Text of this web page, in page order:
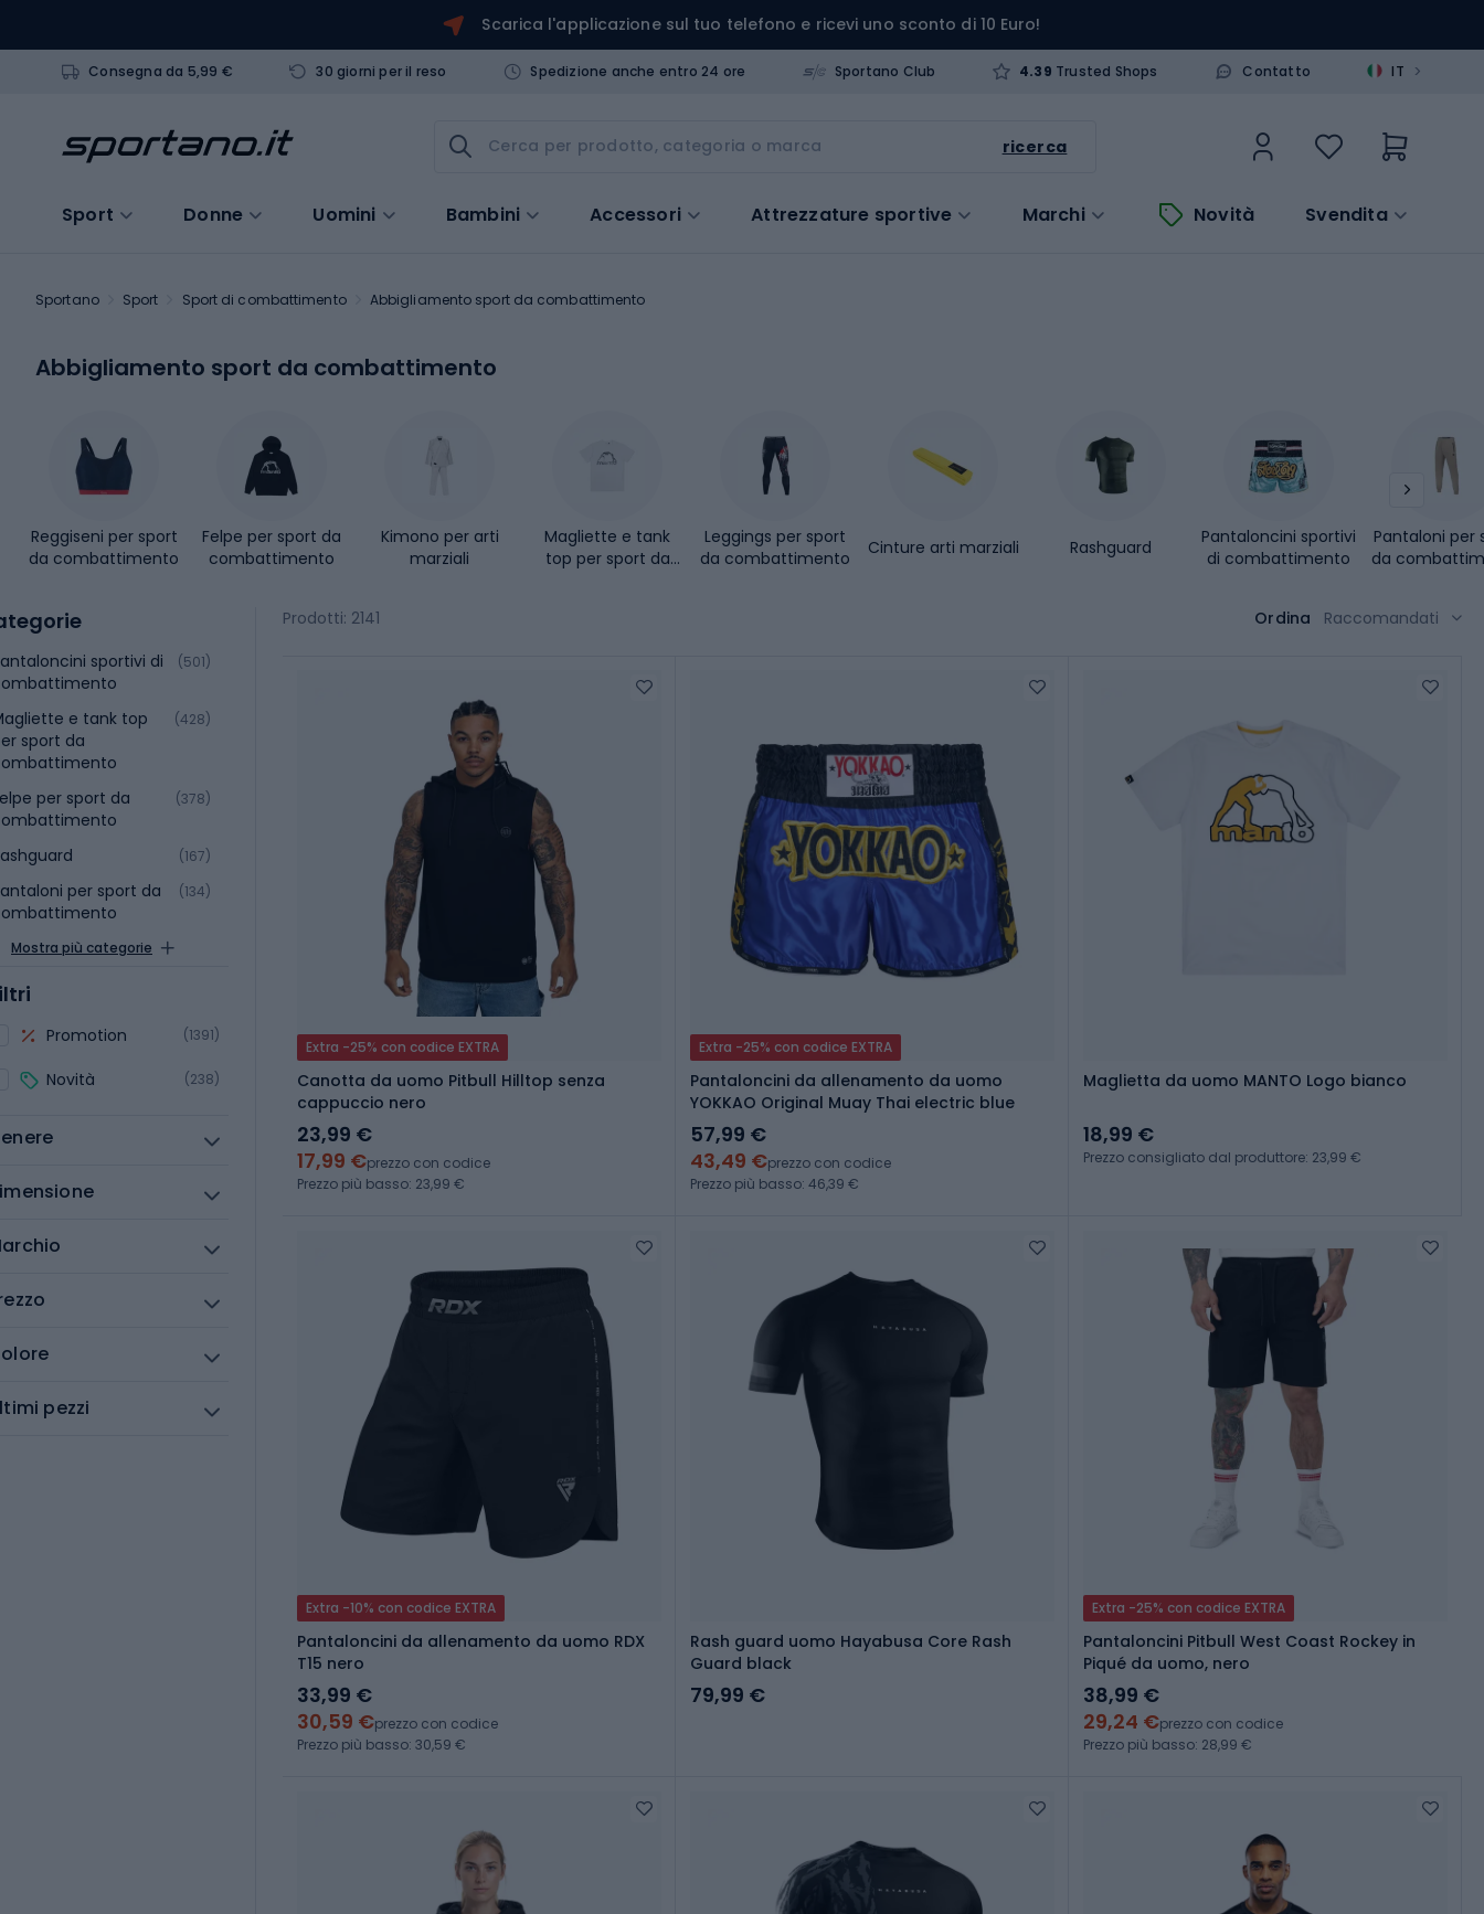
Scarica l'applicazione sul tuo telefono e ricevi uno sconto di 10 Euro!
Consegna da 5,99 € 30 giorni per il reso Spedizione anche entro 24 ore Sportano Club 4.39 Trusted Shops Contatto IT >
ricerca
Sport Donne Uomini Bambini Accessori Attrezzature sportive Marchi Novità Svendita
Sportano Sport Sport di combattimento Abbigliamento sport da combattimento
Abbigliamento sport da combattimento
Reggiseni per sport
da combattimento
Felpe per sport da
combattimento
Kimono per arti
marziali
Magliette e tank
top per sport da
Leggings per sport
da combattimento
Cinture arti marziali Rashguard
Pantaloncini sportivi
di combattimento
Pantaloni per
da
sportivi di
(501)
e tank top
sport da
(428)
per sport da
(378)
(167)
per sport da
(134)
Mostra più categorie
Promotion (1391)
Novità (238)
pezzi
Prodotti: 2141 Ordina Raccomandati
Extra -25% con codice EXTRA
Canotta da uomo Pitbull Hilltop senza
cappuccio nero
23,99 €
17,99 €prezzo con codice
Prezzo più basso: 23,99 €
Extra -25% con codice EXTRA
Pantaloncini da allenamento da uomo
YOKKAO Original Muay Thai electric blue
57,99 €
43,49 €prezzo con codice
Prezzo più basso: 46,39 €
Maglietta da uomo MANTO Logo bianco
18,99 €
Prezzo consigliato dal produttore: 23,99 €
Extra -10% con codice EXTRA
Pantaloncini da allenamento da uomo RDX
T15 nero
33,99 €
30,59 €prezzo con codice
Prezzo più basso: 30,59 €
Rash guard uomo Hayabusa Core Rash
Guard black
79,99 €
Extra -25% con codice EXTRA
Pantaloncini Pitbull West Coast Rockey in
Piqué da uomo, nero
38,99 €
29,24 €prezzo con codice
Prezzo più basso: 28,99 €